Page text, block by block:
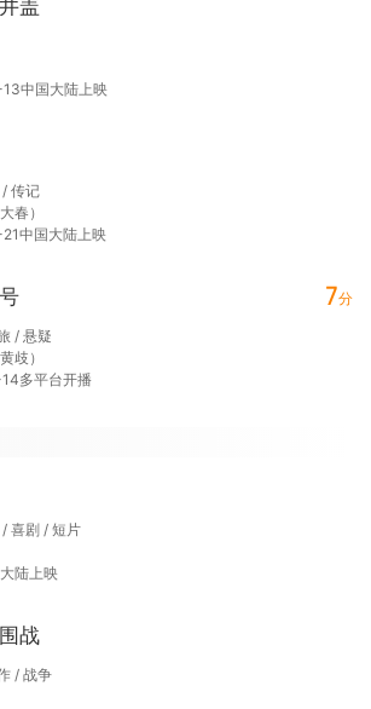
盖
中国大陆上映
/ 传记
春）
中国大陆上映
/ 悬疑
歧）
多平台开播
7分
/ 喜剧 / 短片
陆上映
战
/ 战争